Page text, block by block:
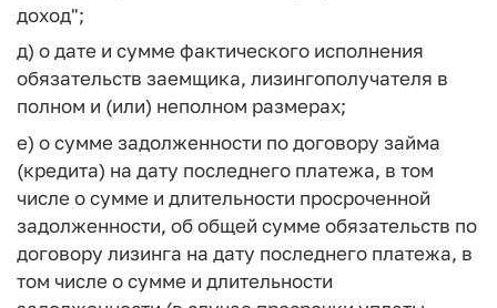
доход";
д) о дате и сумме фактического исполнения
обязательств заемщика, лизингополучателя в
полном и (или) неполном размерах;
е) о сумме задолженности по договору займа
(кредита) на дату последнего платежа, в том
числе о сумме и длительности просроченной
задолженности, об общей сумме обязательств по
договору лизинга на дату последнего платежа, в
том числе о сумме и длительности